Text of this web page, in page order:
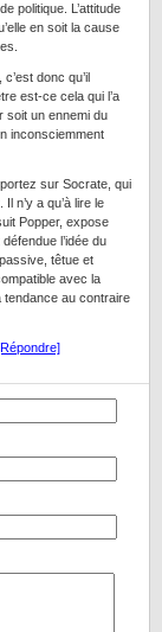
politique. L’attitude
en soit la cause
donc qu’il
est-ce cela qui l’a
soit un ennemi du
inconsciemment
sur Socrate, qui
n’y a qu’à lire le
Popper, expose
l’idée du
têtue et
avec la
tendance au contraire